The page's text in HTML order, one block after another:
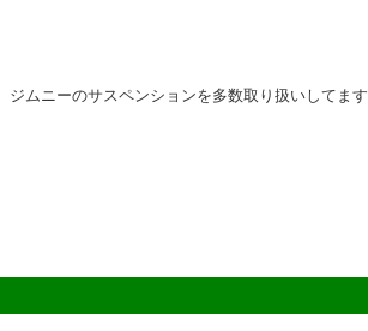
ジムニーのサスペンションを多数取り扱いしてま